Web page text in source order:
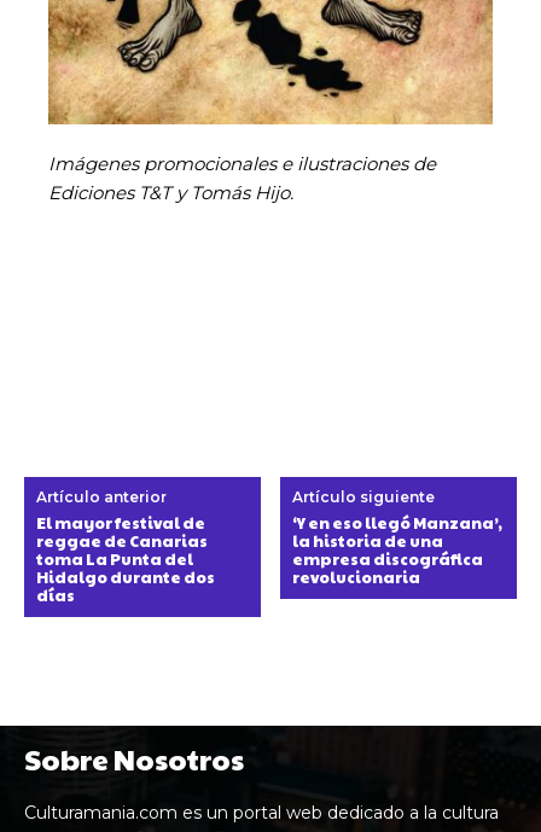
Imágenes promocionales e ilustraciones de
Ediciones T&T y Tomás Hijo.
Artículo anterior
El mayor festival de
reggae de Canarias
toma La Punta del
Hidalgo durante dos
días
Artículo siguiente
‘Y en eso llegó Manzana’,
la historia de una
empresa discográfica
revolucionaria
Sobre Nosotros
Culturamania.com es un portal web dedicado a la cultura